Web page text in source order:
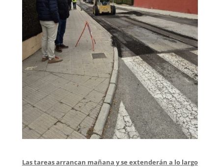
Las tareas arrancan mañana y se extenderán a lo largo